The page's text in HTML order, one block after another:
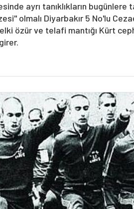
ayrı tanıklıkların bugünlere
olmalı Diyarbakır 5 No'lu
özür ve telafi mantığı Kürt